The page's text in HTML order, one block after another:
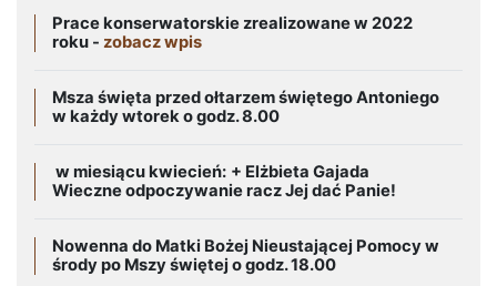
Prace konserwatorskie zrealizowane w 2022
roku - zobacz wpis
Msza święta przed ołtarzem świętego Antoniego
w każdy wtorek o godz. 8.00
w miesiącu kwiecień: + Elżbieta Gajada
Wieczne odpoczywanie racz Jej dać Panie!
Nowenna do Matki Bożej Nieustającej Pomocy w
środy po Mszy świętej o godz. 18.00